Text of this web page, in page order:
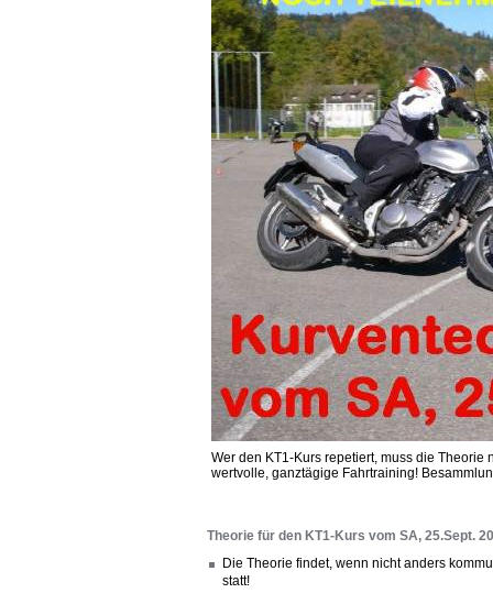
Wer den KT1-Kurs repetiert, muss die
wertvolle, ganztägige Fahrtraining!
Theorie für den KT1-Kurs vom SA, 25.Sept.
Die Theorie findet, wenn nicht anders
statt!